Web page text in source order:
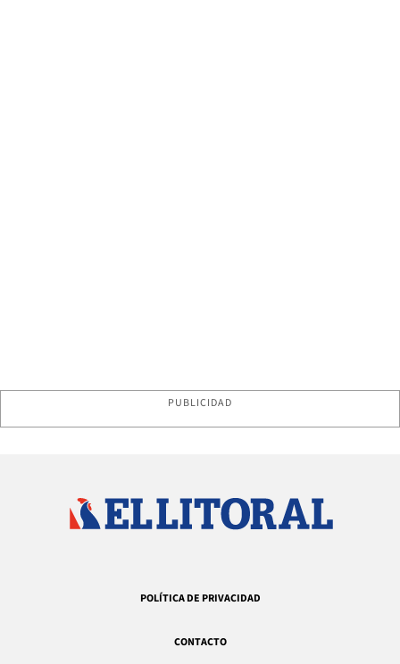
PUBLICIDAD
POLÍTICA DE PRIVACIDAD
CONTACTO